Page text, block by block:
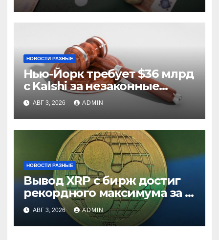
НОВОСТИ РАЗНЫЕ
Нью-Йорк требует $36 млрд
с Kalshi за незаконные
ставки
АВГ 3, 2026 ADMIN
НОВОСТИ РАЗНЫЕ
Вывод XRP с бирж достиг
рекордного максимума за 5
летАВГ 3, 2026 ADMIN